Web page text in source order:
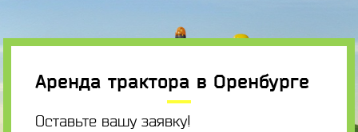
Аренда трактора в Оренбурге
Оставьте вашу заявку!